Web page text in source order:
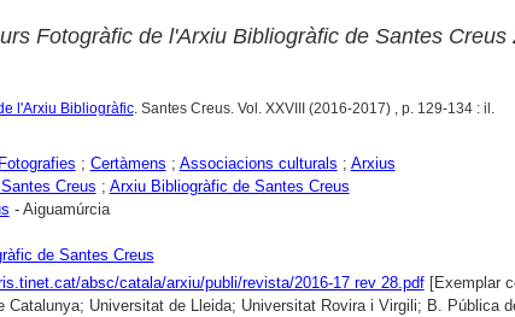
Fotogràfic de l'Arxiu Bibliogràfic de Santes Creus
l'Arxiu Bibliogràfic. Santes Creus. Vol. XXVIII (2016-2017) , p. 129-134 : il.
Fotografies ; Certàmens ; Associacions culturals ; Arxius
Creus ; Arxiu Bibliogràfic de Santes Creus
- Aiguamúrcia
de Santes Creus
absc/catala/arxiu/publi/revista/2016-17 rev 28.pdf[Exemplar
Catalunya; Universitat de Lleida; Universitat Rovira i Virgili; B. Pública